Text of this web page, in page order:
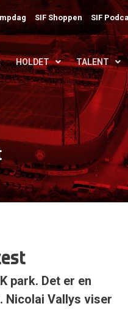
SIF Shoppen SIF
HOLDET TALENT
park. Det er en
Nicolai Vallys viser